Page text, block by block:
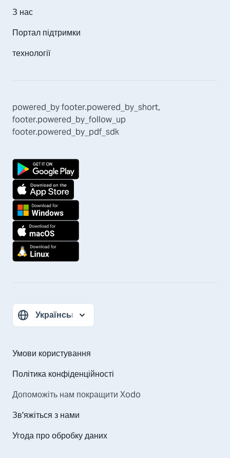
З нас
Портал підтримки
технології
powered_byfooter.powered_by_short,
footer.powered_by_follow_up
footer.powered_by_pdf_sdk
Умови користування
Політика конфіденційності
Допоможіть нам покращити Xodo
Зв'яжіться з нами
Угода про обробку даних